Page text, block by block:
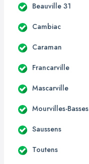
Beauville 31
Cambiac
Caraman
Francarville
Mascarville
Mourvilles-Basses
Saussens
Toutens